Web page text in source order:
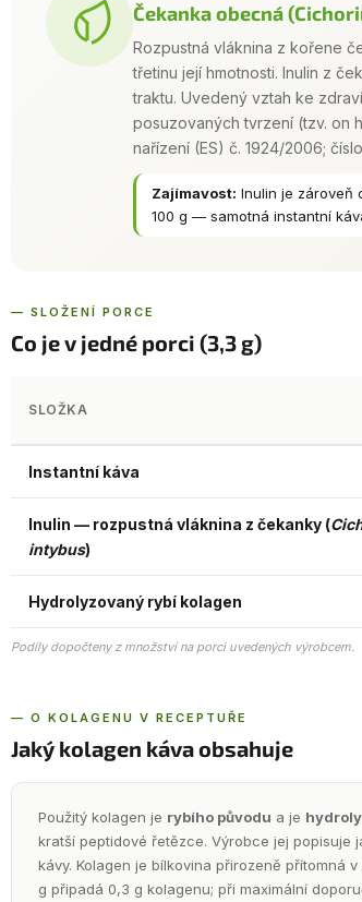
Čekanka obecná
Rozpustná vláknina z kořene
třetinu její hmotnosti. Inulin z
traktu. Uvedený vztah ke
posuzovaných tvrzení (tzv. on
nařízení (ES) č. 1924/2006;
Zajímavost: Inulin je zároveň
100 g — samotná instantní
— SLOŽENÍ PORCE
Co je v jedné porci (3,3 g)
SLOŽKA
Instantní káva
Inulin — rozpustná vláknina z čekanky (
intybus)
Hydrolyzovaný rybí kolagen
Podíly dopočteny z množství na porci uvedených výrobcem.
— O KOLAGENU V RECEPTUŘE
Jaký kolagen káva obsahuje
Použitý kolagen je rybího původu a je
kratší peptidové řetězce. Výrobce jej
kávy. Kolagen je bílkovina přirozeně přítomná
g připadá 0,3 g kolagenu; při maximální